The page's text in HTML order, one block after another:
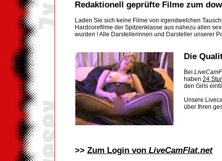
Redaktionell geprüfte Filme zum
Laden Sie sich keine Filme von irgendwelchen
Hardcorefilme der Spitzenklasse aus nahezu allen
wurden ! Alle Darstellerinnen und Darsteller unserer
Die
Bei
haben 24
den Girls
Unsere
über Ihren
>> Zum Login von LiveCamFlat.net